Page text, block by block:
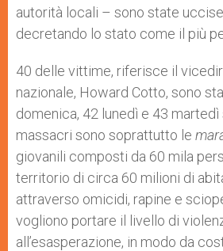
autorità locali – sono state
decretando lo stato come il più
40 delle vittime, riferisce il
nazionale, Howard Cotto, sono
domenica, 42 lunedì e 43
massacri sono soprattutto le
giovanili composti da 60 mila
territorio di circa 60 milioni di
attraverso omicidi, rapine e
vogliono portare il livello di
all’esasperazione, in modo da